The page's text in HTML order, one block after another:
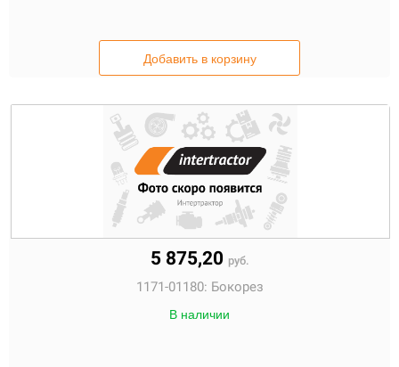
Добавить в корзину
5 875,20 руб.
1171-01180: Бокорез
В наличии